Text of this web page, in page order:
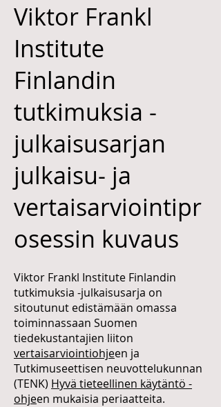
Viktor Frankl
Institute
Finlandin
tutkimuksia -
julkaisusarjan
julkaisu- ja
vertaisarviointipr
osessin kuvaus
Viktor Frankl Institute Finlandin
tutkimuksia -julkaisusarja on
sitoutunut edistämään omassa
toiminnassaan Suomen
tiedekustantajien liiton
vertaisarviointiohjeen ja
Tutkimuseettisen neuvottelukunnan
(TENK) Hyvä tieteellinen käytäntö -
ohjeen mukaisia periaatteita.